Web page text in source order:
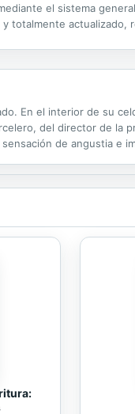
el sistema
totalmente actualizado,
En el interior de su
del director de la
de angustia e